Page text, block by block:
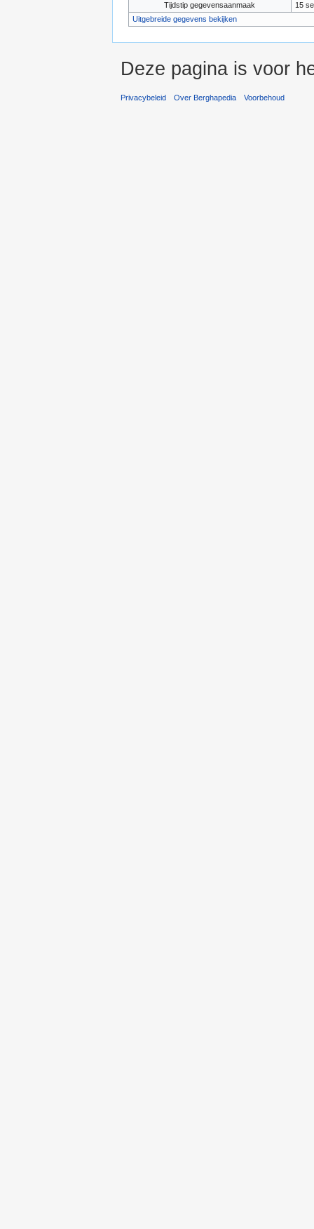
Tijdstip gegevensaanmaak
15
Uitgebreide gegevens bekijken
Deze pagina is voor
Privacybeleid Over Berghapedia Voorbehoud